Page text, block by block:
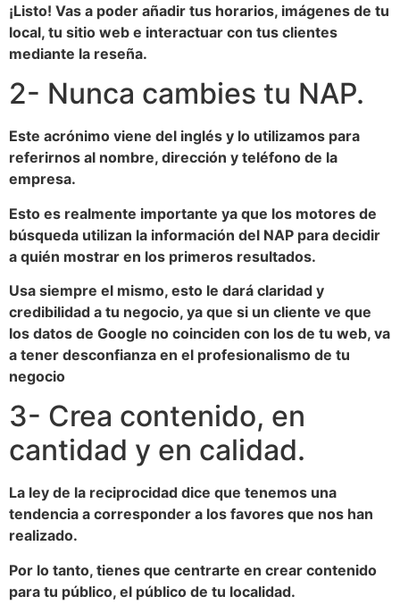
¡Listo! Vas a poder añadir tus horarios, imágenes de tu
local, tu sitio web e interactuar con tus clientes
mediante la reseña.
2- Nunca cambies tu NAP.
Este acrónimo viene del inglés y lo utilizamos para
referirnos al nombre, dirección y teléfono de la
empresa.
Esto es realmente importante ya que los motores de
búsqueda utilizan la información del NAP para decidir
a quién mostrar en los primeros resultados.
Usa siempre el mismo, esto le dará claridad y
credibilidad a tu negocio, ya que si un cliente ve que
los datos de Google no coinciden con los de tu web, va
a tener desconfianza en el profesionalismo de tu
negocio
3- Crea contenido, en
cantidad y en calidad.
La ley de la reciprocidad dice que tenemos una
tendencia a corresponder a los favores que nos han
realizado.
Por lo tanto, tienes que centrarte en crear contenido
para tu público, el público de tu localidad.